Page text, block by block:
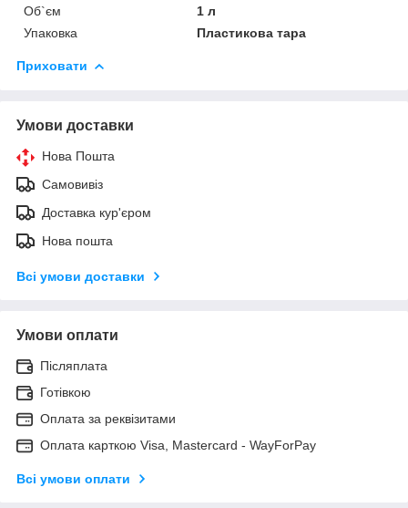
Об`єм
1 л
Упаковка
Пластикова тара
Приховати
Умови доставки
Нова Пошта
Самовивіз
Доставка кур'єром
Нова пошта
Всі умови доставки
Умови оплати
Післяплата
Готівкою
Оплата за реквізитами
Оплата карткою Visa, Mastercard - WayForPay
Всі умови оплати